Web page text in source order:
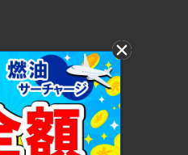
Entertainment, Inc.